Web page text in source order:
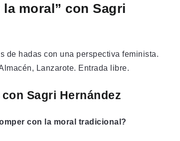
moral” con Sagri
de hadas con una perspectiva feminista.
Lanzarote. Entrada libre.
Sagri Hernández
con la moral tradicional?